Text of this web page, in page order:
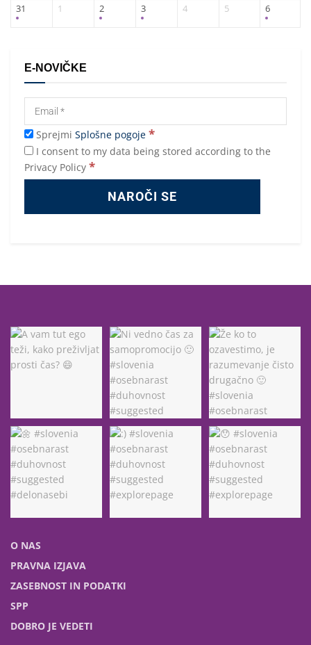
31 1 2 3 4 5 6
E-NOVIČKE
Sprejmi Splošne pogoje *
I consent to my data being stored according to the
Privacy Policy *
O NAS
PRAVNA IZJAVA
ZASEBNOST IN PODATKI
SPP
DOBRO JE VEDETI